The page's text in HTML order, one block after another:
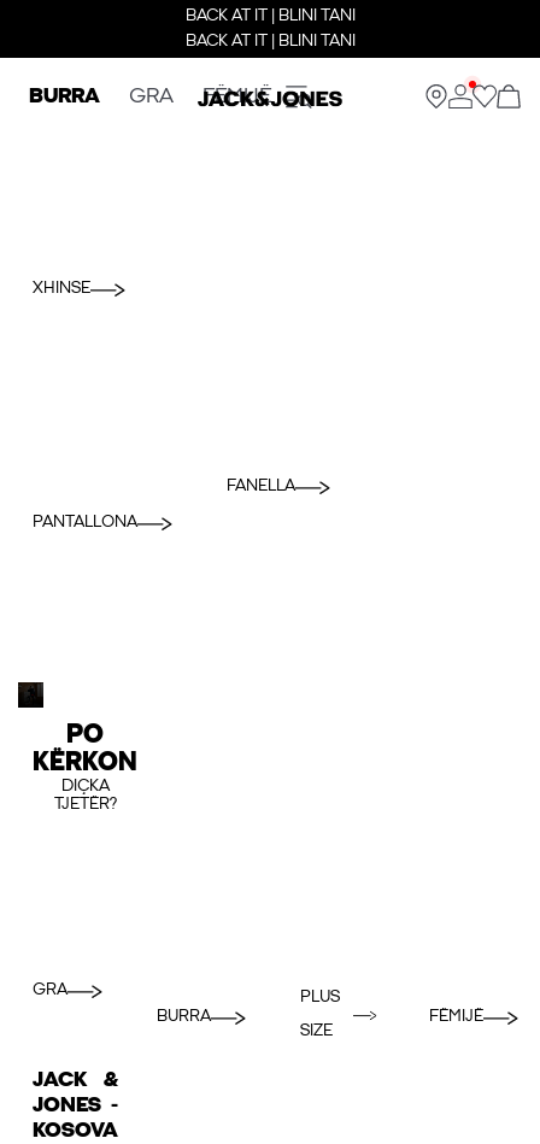
BACK AT IT | BLINI TANI
BACK AT IT | BLINI TANI
BURRA GRA FËMIJË
XHINSE
PANTALLONA
FANELLA
PO
KËRKON
DIÇKA
TJETËR?
GRA
BURRA
PLUS
SIZE
FËMIJË
JACK &
JONES -
KOSOVA